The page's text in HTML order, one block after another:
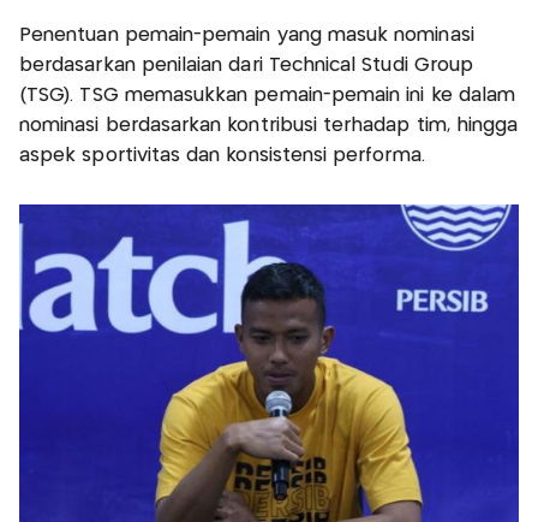
Penentuan pemain-pemain yang masuk nominasi
berdasarkan penilaian dari Technical Studi Group
(TSG). TSG memasukkan pemain-pemain ini ke dalam
nominasi berdasarkan kontribusi terhadap tim, hingga
aspek sportivitas dan konsistensi performa.